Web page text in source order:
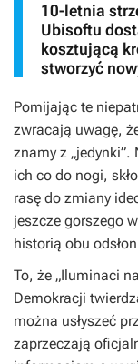
10-letnia
Ubisoftu
kosztującą
stworzyć
Pomijając te
zwracają uwagę,
znamy z „jedynki”.
ich co do nogi,
rasę do zmiany
jeszcze gorszego
historią obu
To, że „Iluminaci
Demokracji
można usłyszeć
zaprzeczają